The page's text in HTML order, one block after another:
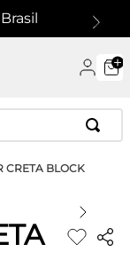
CRETA BLOCK